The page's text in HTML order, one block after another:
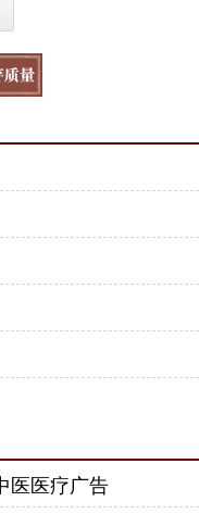
医医疗广告